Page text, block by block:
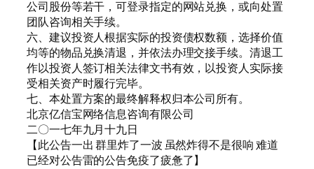
公司股份等若干，可登录指定的网站兑换，或向处置
团队咨询相关手续。
六、建议投资人根据实际的投资债权数额，选择价值
均等的物品兑换清退，并依法办理交接手续。清退工
作以投资人签订相关法律文书有效，以投资人实际接
受相关资产时履行完毕。
七、本处置方案的最终解释权归本公司所有。
北京亿信宝网络信息咨询有限公司
二〇一七年九月十九日
【此公告一出 群里炸了一波 虽然炸得不是很响 难道
已经对公告雷的公告免疫了疲惫了】